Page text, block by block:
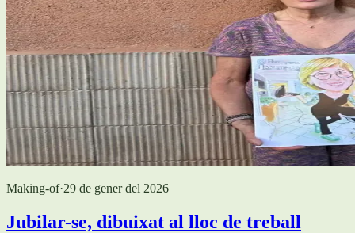
Making-of·29 de gener del 2026
Jubilar-se, dibuixat al lloc de treball